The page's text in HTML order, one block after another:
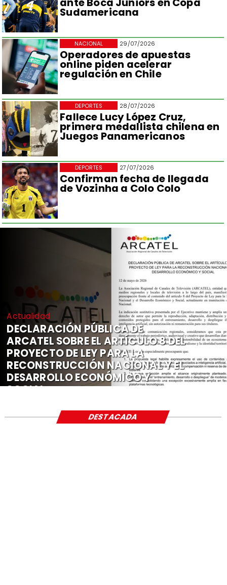
Sudamericana
29/07/2026
Operadores de apuestas
online piden acelerar
regulación en Chile
NACIONAL
28/07/2026
Fallece Lucy López Cruz,
primera medallista chilena en
Juegos Panamericanos
DEPORTES
27/07/2026
Confirman fecha de llegada
de Vozinha a Colo Colo
DEPORTES
Actualidad
DECLARACIÓN PÚBLICA DE
ARCATEL SOBRE EL ARTÍCULO 8 DEL
PROYECTO DE LEY PARA LA
RECONSTRUCCIÓN NACIONAL Y EL
DESARROLLO ECONÓMICO Y
SOCIAL
DESTACADA